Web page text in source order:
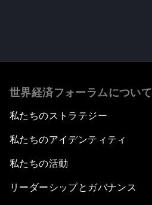
世界経済フォーラムについて
私たちのストラテジー
私たちのアイデンティティ
私たちの活動
リーダーシップとガバナンス